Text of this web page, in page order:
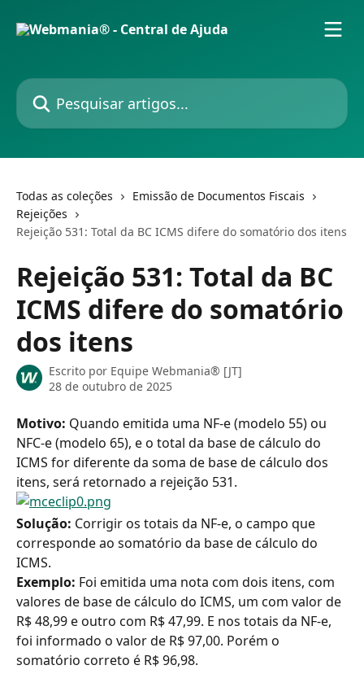
Pesquisar artigos...
Todas as coleções
Emissão de Documentos Fiscais
Rejeições
Rejeição 531: Total da BC ICMS difere do somatório dos itens
Rejeição 531: Total da BC
ICMS difere do somatório
dos itens
Escrito por Equipe Webmania® [JT]
28 de outubro de 2025
Motivo: Quando emitida uma NF-e (modelo 55) ou
NFC-e (modelo 65), e o total da base de cálculo do
ICMS for diferente da soma de base de cálculo dos
itens, será retornado a rejeição 531.
Solução: Corrigir os totais da NF-e, o campo que
corresponde ao somatório da base de cálculo do
ICMS.
Exemplo: Foi emitida uma nota com dois itens, com
valores de base de cálculo do ICMS, um com valor de
R$ 48,99 e outro com R$ 47,99. E nos totais da NF-e,
foi informado o valor de R$ 97,00. Porém o
somatório correto é R$ 96,98.